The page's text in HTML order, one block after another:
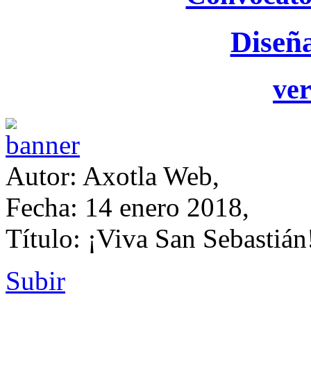
Autor: Axotla Web,
Fecha: 14 enero 2018,
Título: ¡Viva San
Subir